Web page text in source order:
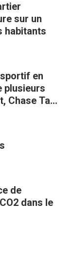
sur un
habitants
en
plusieurs
Chase Tag,
de
dans le